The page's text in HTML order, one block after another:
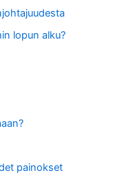
lopun alku?
painokset